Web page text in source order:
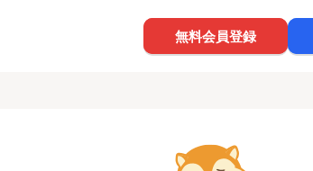
無料会員登録